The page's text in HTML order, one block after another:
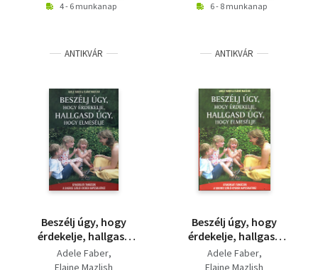
4 - 6 munkanap 6 - 8 munkanap
ANTIKVÁR
Beszélj úgy, hogy
érdekelje, hallgasd
úgy, hogy elmesélje
Adele Faber
Elaine Mazlish
ANTIKVÁR
Beszélj úgy, hogy
érdekelje, hallgasd
úgy, hogy elmesélje
Adele Faber
Elaine Mazlish